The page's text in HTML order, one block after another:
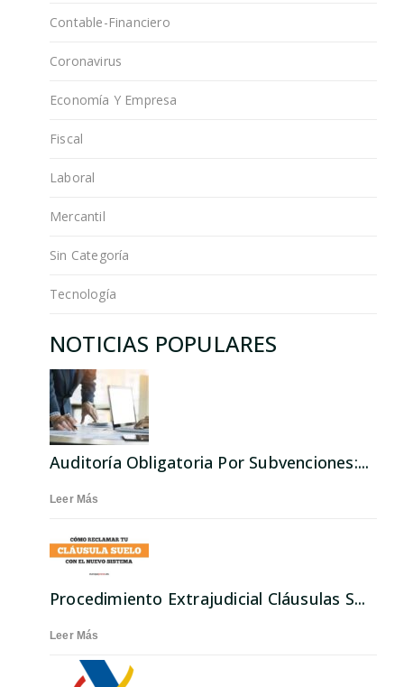
Contable-Financiero
Coronavirus
Economía Y Empresa
Fiscal
Laboral
Mercantil
Sin Categoría
Tecnología
NOTICIAS POPULARES
Auditoría Obligatoria Por Subvenciones:...
Leer Más
Procedimiento Extrajudicial Cláusulas S...
Leer Más